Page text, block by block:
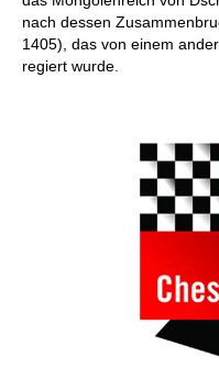
nach dessen
1405), das von einem
regiert wurde.